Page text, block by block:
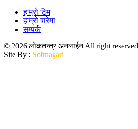
हाम्रो टिम
हाम्रो बारेमा
सम्पर्क
© 2026 लोकतन्त्र अनलाईन All right reserved
Site By : Softnagari